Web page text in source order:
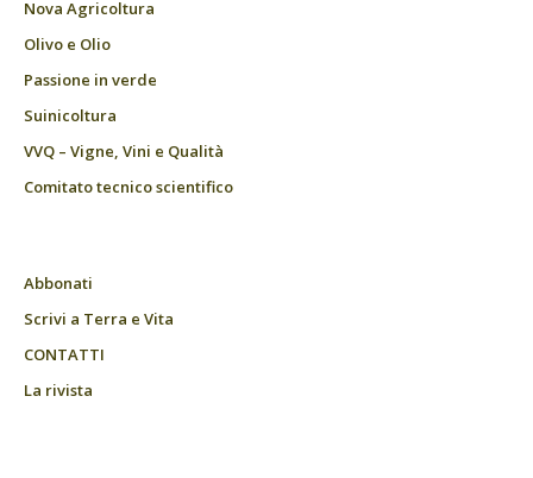
Nova Agricoltura
Olivo e Olio
Passione in verde
Suinicoltura
VVQ – Vigne, Vini e Qualità
Comitato tecnico scientifico
Abbonati
Scrivi a Terra e Vita
CONTATTI
La rivista